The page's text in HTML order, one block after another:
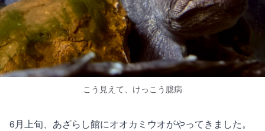
こう見えて、けっこう臆病
6月上旬、あざらし館にオオカミウオがやってきました。